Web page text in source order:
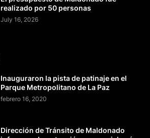
realizado por 50 personas
July 16, 2026
Inauguraron la pista de patinaje en el
Parque Metropolitano de La Paz
febrero 16, 2020
Dirección de Tránsito de Maldonado